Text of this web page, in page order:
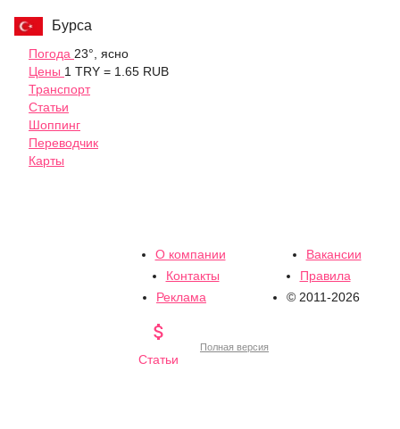
Бурса
Погода 23°, ясно
Цены 1 TRY = 1.65 RUB
Транспорт
Статьи
Шоппинг
Переводчик
Карты
О компании
Вакансии
Контакты
Правила
Реклама
© 2011-2026

Статьи
Полная версия